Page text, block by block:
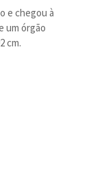
e chegou à
um órgão
cm.